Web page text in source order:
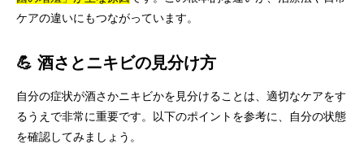
ケアの違いにもつながっています。
💪 酒さとニキビの見分け方
自分の症状が酒さかニキビかを見分けることは、適切なケアをす
るうえで非常に重要です。以下のポイントを参考に、自分の状態
を確認してみましょう。